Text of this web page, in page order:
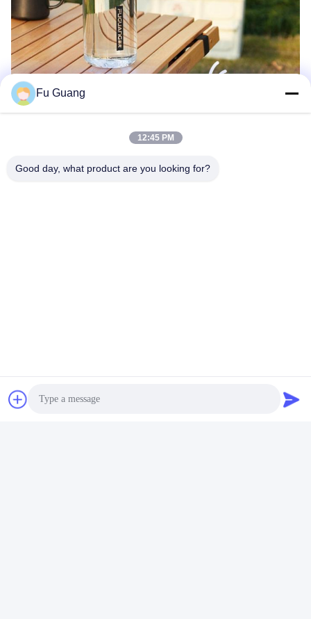
Fu Guang
12:45 PM
Good day, what product are you looking for?